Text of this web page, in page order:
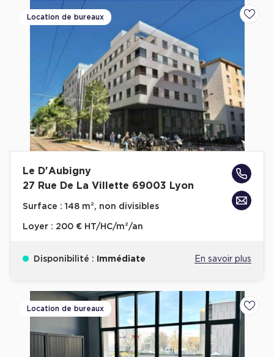
Location de bureaux
Le D'Aubigny
27 Rue De La Villette 69003 Lyon
Surface : 148 m², non divisibles
Loyer : 200 € HT/HC/m²/an
Disponibilité : Immédiate En savoir plus
Location de bureaux